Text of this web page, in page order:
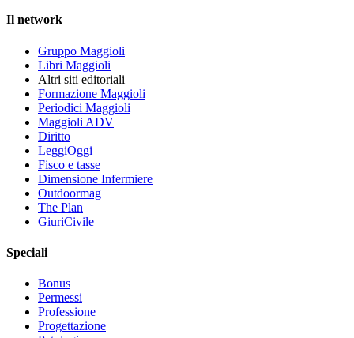
Il network
Gruppo Maggioli
Libri Maggioli
Altri siti editoriali
Formazione Maggioli
Periodici Maggioli
Maggioli ADV
Diritto
LeggiOggi
Fisco e tasse
Dimensione Infermiere
Outdoormag
The Plan
GiuriCivile
Speciali
Bonus
Permessi
Professione
Progettazione